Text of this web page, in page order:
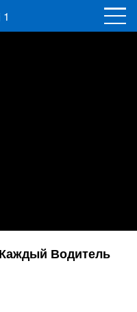
1
Водитель